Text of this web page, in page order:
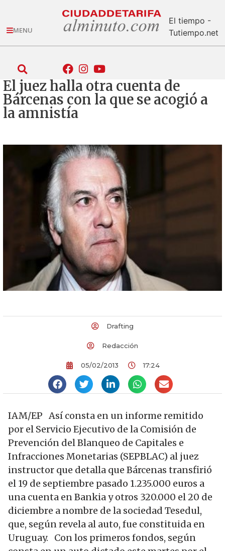
MENU
El tiempo -
Tutiempo.net
El juez halla otra cuenta de
Bárcenas con la que se acogió a
la amnistía
Drafting
Redacción
05/02/2013 17:24
IAM/EP Así consta en un informe remitido
por el Servicio Ejecutivo de la Comisión de
Prevención del Blanqueo de Capitales e
Infracciones Monetarias (SEPBLAC) al juez
instructor que detalla que Bárcenas transfirió
el 19 de septiembre pasado 1.235.000 euros a
una cuenta en Bankia y otros 320.000 el 20 de
diciembre a nombre de la sociedad Tesedul,
que, según revela al auto, fue constituida en
Uruguay. Con los primeros fondos, según